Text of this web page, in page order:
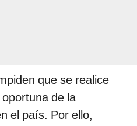
que se realice
de la
el país. Por ello,